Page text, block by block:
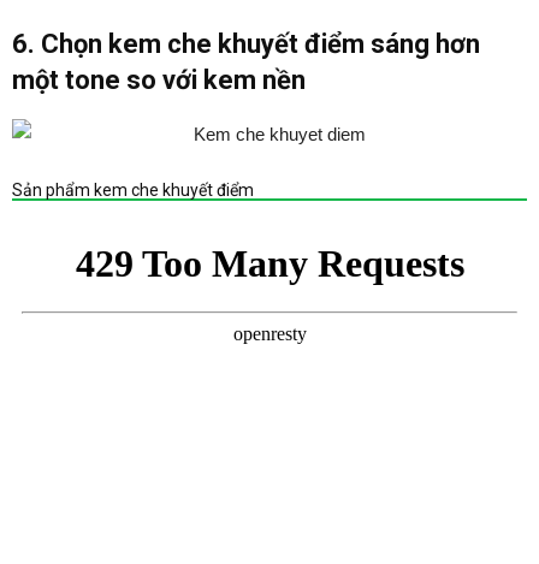
6. Chọn kem che khuyết điểm sáng hơn
một tone so với kem nền
Sản phẩm kem che khuyết điểm